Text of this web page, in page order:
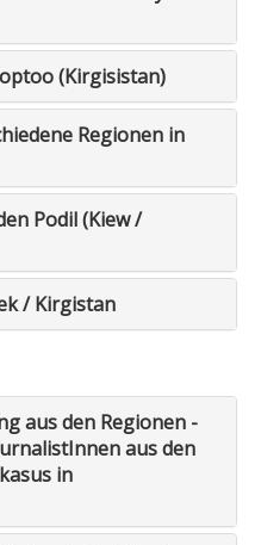
(Kirgisistan)
Regionen in
Podil (Kiew /
/ Kirgistan
aus den Regionen -
aus den
in